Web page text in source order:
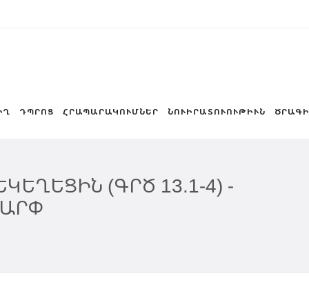
ԴՊՐՈՑ ՀՐԱՊԱՐԱԿՈՒՄՆԵՐ ՆՈՒԻՐԱՏՈՒՈՒԹԻՒՆ
(ԳՐԾ 13.1-4) -